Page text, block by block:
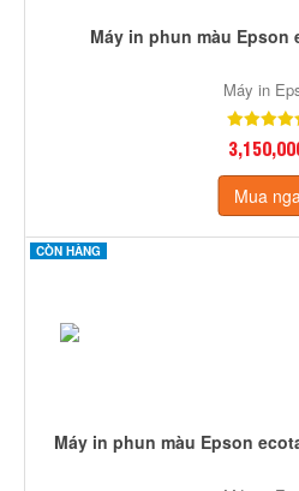
Máy in phun màu Epson
Máy in
Mua
CÒN HÀNG
Máy in phun màu Epson